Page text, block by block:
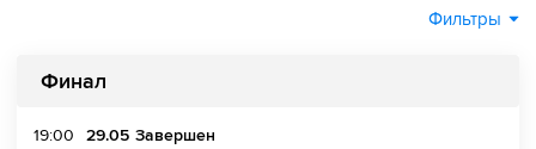
Фильтры
Финал
19:00 29.05 Завершен